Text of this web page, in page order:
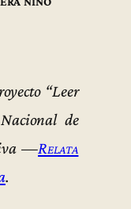
“Leer
de
—Relata
.